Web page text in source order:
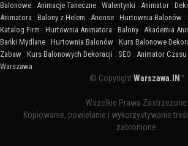
Balonowe : Animacje Taneczne : Walentynki : Animator :
Animatora : Balony z Helem : Anonse : Hurtownia Balonów :
Katalog Firm : Hurtownia Animatora : Balony : Akademia
Bańki Mydlane : Hurtownia Balonów : Kurs Balonowe
Zabaw : Kurs Balonowych Dekoracji : SEO : Animator
Warszawa
© CopyrightWarszawa.IN ™
Wszelkie Prawa Zastrzeżone.
Kopiowanie, powielanie i wykorzystywanie
zabronione.